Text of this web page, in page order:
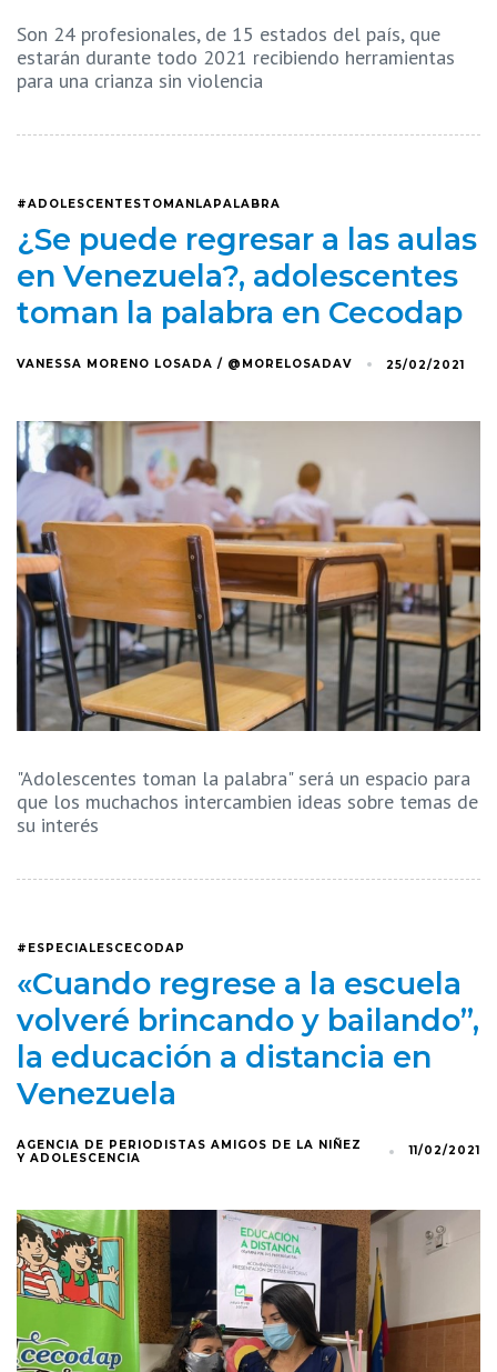
Son 24 profesionales, de 15 estados del país, que
estarán durante todo 2021 recibiendo herramientas
para una crianza sin violencia
#ADOLESCENTESTOMANLAPALABRA
¿Se puede regresar a las aulas
en Venezuela?, adolescentes
toman la palabra en Cecodap
VANESSA MORENO LOSADA / @MORELOSADAV 25/02/2021
"Adolescentes toman la palabra" será un espacio para
que los muchachos intercambien ideas sobre temas de
su interés
#ESPECIALESCECODAP
«Cuando regrese a la escuela
volveré brincando y bailando”,
la educación a distancia en
Venezuela
AGENCIA DE PERIODISTAS AMIGOS DE LA NIÑEZ
Y ADOLESCENCIA
11/02/2021